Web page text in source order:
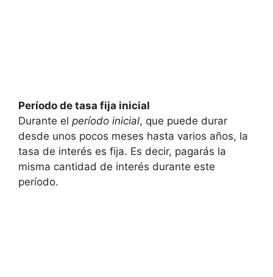
Período de tasa fija inicial
Durante el período inicial, que puede durar
desde unos pocos meses hasta varios años, la
tasa de interés es fija. Es decir, pagarás la
misma cantidad de interés durante este
período.